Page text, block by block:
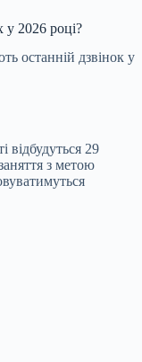
у 2026 році?
останній дзвінок у
відбудуться 29
з метою